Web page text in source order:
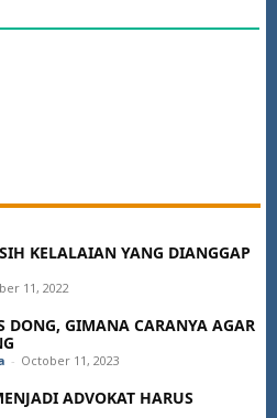
KELALAIAN YANG DIANGGAP
11, 2022
DONG, GIMANA CARANYA AGAR
- October 11, 2023
ADVOKAT HARUS